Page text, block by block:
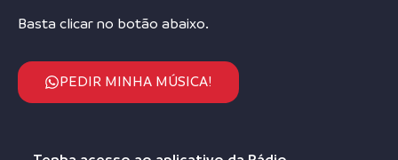
Basta clicar no botão abaixo.
PEDIR MINHA MÚSICA!